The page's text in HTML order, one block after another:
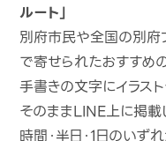
ルート」
別府市民や全国の別府
で寄せられたおすすめ
手書きの文字にイラス
そのままLINE上に掲載
時間・半日・1日のいず